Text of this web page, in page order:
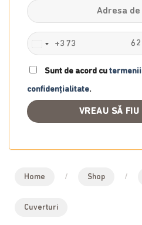
Home / Shop /
Cuverturi
Moldova
+373
Sunt de acord cu termenii
confidențialitate.